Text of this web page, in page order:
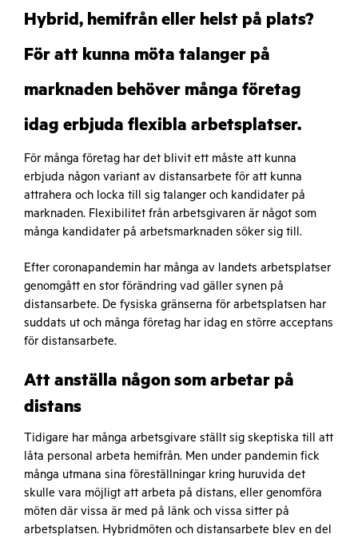
Hybrid, hemifrån eller helst på plats?
För att kunna möta talanger på
marknaden behöver många företag
idag erbjuda flexibla arbetsplatser.
För många företag har det blivit ett måste att kunna
erbjuda någon variant av distansarbete för att kunna
attrahera och locka till sig talanger och kandidater på
marknaden. Flexibilitet från arbetsgivaren är något som
många kandidater på arbetsmarknaden söker sig till.
Efter coronapandemin har många av landets arbetsplatser
genomgått en stor förändring vad gäller synen på
distansarbete. De fysiska gränserna för arbetsplatsen har
suddats ut och många företag har idag en större acceptans
för distansarbete.
Att anställa någon som arbetar på
distans
Tidigare har många arbetsgivare ställt sig skeptiska till att
låta personal arbeta hemifrån. Men under pandemin fick
många utmana sina föreställningar kring huruvida det
skulle vara möjligt att arbeta på distans, eller genomföra
möten där vissa är med på länk och vissa sitter på
arbetsplatsen. Hybridmöten och distansarbete blev en del